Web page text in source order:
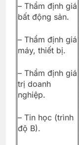
– Thẩm định giá
bất động sản.
– Thẩm định giá
máy, thiết bị.
– Thẩm định giá
trị doanh
nghiệp.
– Tin học (trình
độ B).